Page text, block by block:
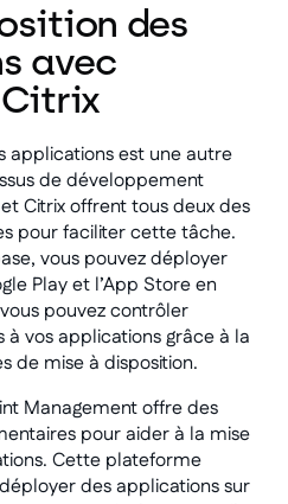
des
avec
applications est une autre
de développement
Citrix offrent tous deux des
pour faciliter cette tâche.
vous pouvez déployer
Play et l’App Store en
pouvez contrôler
vos applications grâce à la
de mise à disposition.
Management offre des
pour aider à la mise
Cette plateforme
des applications sur